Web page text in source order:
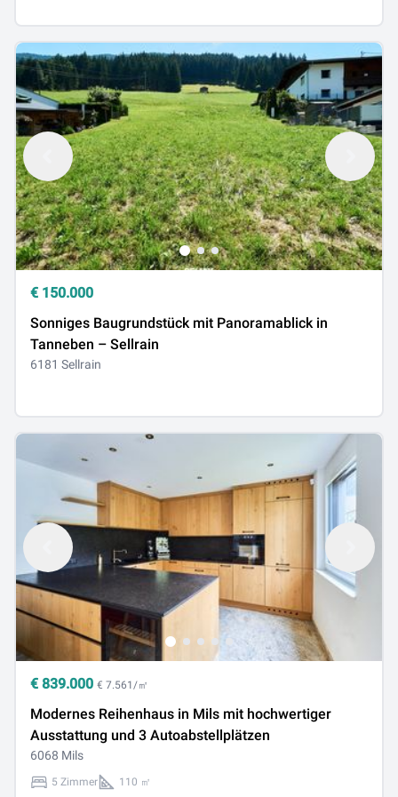
€ 150.000
Sonniges Baugrundstück mit Panoramablick in
Tanneben – Sellrain
6181 Sellrain
€ 839.000 € 7.561/㎡
Modernes Reihenhaus in Mils mit hochwertiger
Ausstattung und 3 Autoabstellplätzen
6068 Mils
5 Zimmer 110 ㎡